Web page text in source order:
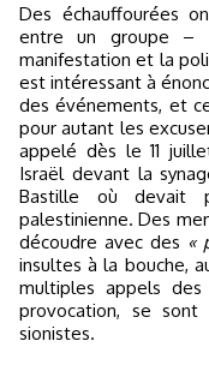
Des échauffourées ont effectivement surgi par deux fois
entre un groupe –
manifestation et la
est intéressant à
des événements, et
pour autant les
appelé dès le 11
Israël devant la
Bastille où devait
palestinienne. Des
découdre avec des «
insultes à la bouche,
multiples appels
provocation, se
sionistes.